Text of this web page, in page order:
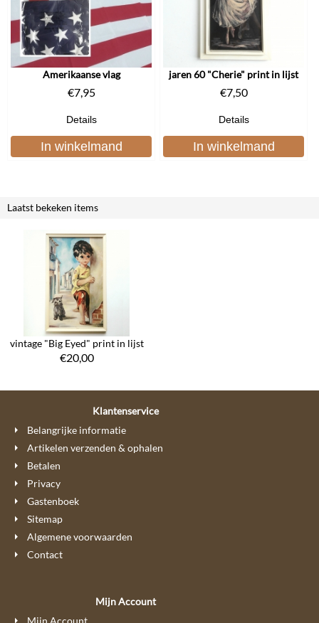
Amerikaanse vlag
€7,95
Details
In winkelmand
jaren 60 "Cherie" print in lijst
€7,50
Details
In winkelmand
Laatst bekeken items
vintage "Big Eyed" print in lijst
€20,00
Klantenservice
Belangrijke informatie
Artikelen verzenden & ophalen
Betalen
Privacy
Gastenboek
Sitemap
Algemene voorwaarden
Contact
Mijn Account
Mijn Account